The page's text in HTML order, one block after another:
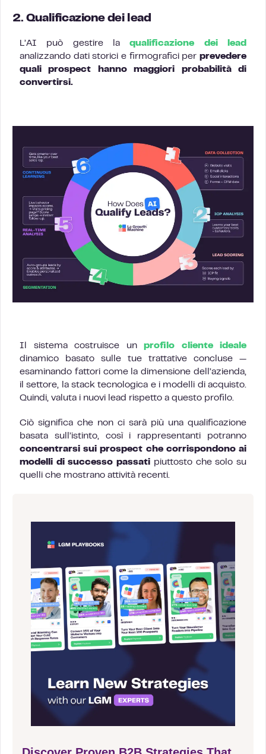
2. Qualificazione dei lead
L’AI può gestire laqualificazione dei lead
analizzando dati storici e firmografici per prevedere
quali prospect hanno maggiori probabilità di
convertirsi.
Il sistema costruisce un profilo cliente ideale
dinamico basato sulle tue trattative concluse —
esaminando fattori come la dimensione dell’azienda,
il settore, la stack tecnologica e i modelli di acquisto.
Quindi, valuta i nuovi lead rispetto a questo profilo.
Ciò significa che non ci sarà più una qualificazione
basata sull’istinto, così i rappresentanti potranno
concentrarsi sui prospect che corrispondono ai
modelli di successo passati piuttosto che solo su
quelli che mostrano attività recenti.